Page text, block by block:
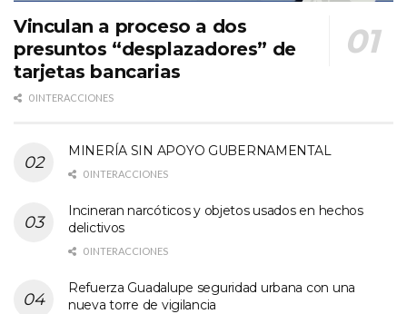
Vinculan a proceso a dos
presuntos “desplazadores” de
tarjetas bancarias
0 INTERACCIONES
MINERÍA SIN APOYO GUBERNAMENTAL
0 INTERACCIONES
Incineran narcóticos y objetos usados en hechos
delictivos
0 INTERACCIONES
Refuerza Guadalupe seguridad urbana con una
nueva torre de vigilancia